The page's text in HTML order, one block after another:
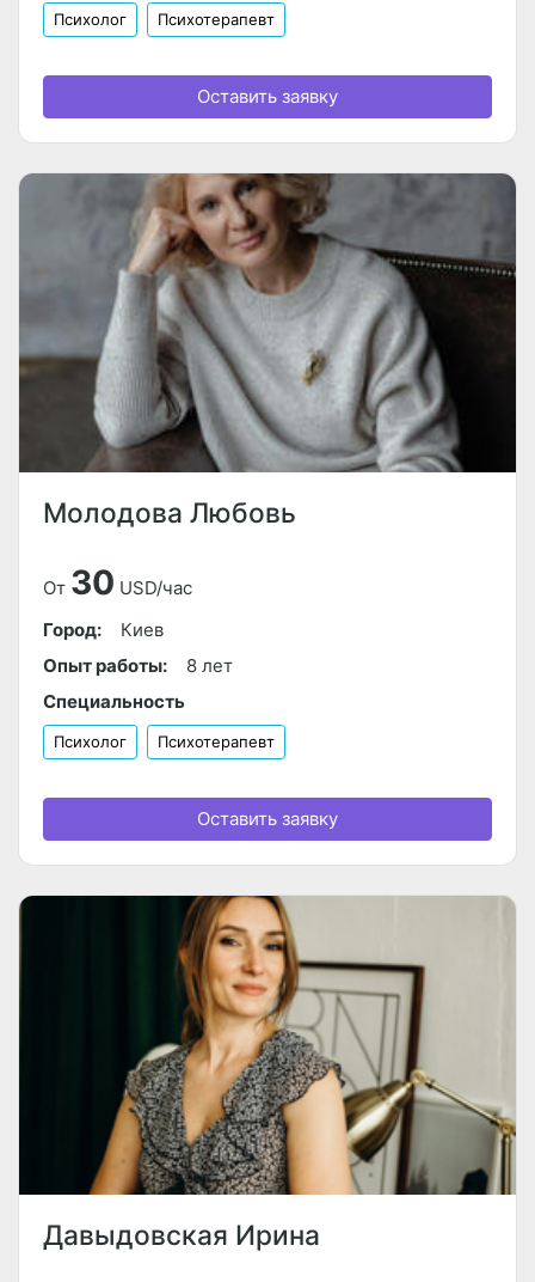
Психолог Психотерапевт
Оставить заявку
Молодова Любовь
От 30 USD/час
Город:
Киев
Опыт работы:
8 лет
Специальность
Психолог Психотерапевт
Оставить заявку
Давыдовская Ирина